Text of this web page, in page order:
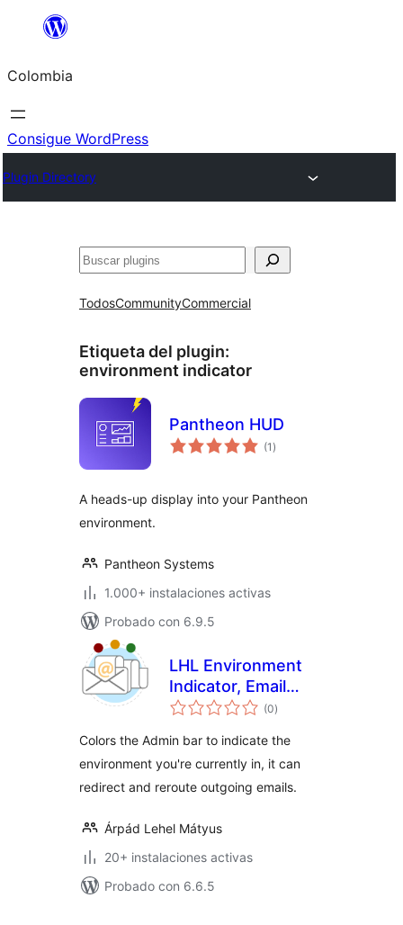
Saltar
contenido
Colombia
Consigue WordPress
Plugin Directory
Buscar
TodosCommunityCommercial
Etiqueta del plugin:
environment indicator
Pantheon HUD
(1 total
de
)
A heads-up display into your Pantheon
environment.
Pantheon Systems
1.000+ instalaciones activas
Probado con 6.9.5
LHL Environment
Indicator, Email
Redirect and Email
(0total
de
)
Colors the Admin bar to indicate the
environment you're currently in, it can
redirect and reroute outgoing emails.
Árpád Lehel Mátyus
20+ instalaciones activas
Probado con 6.6.5